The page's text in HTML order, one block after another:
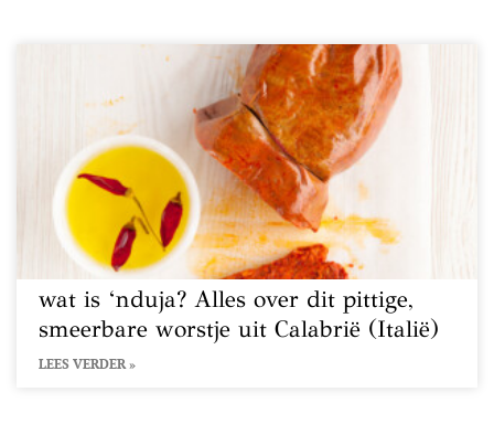
wat is ‘nduja? Alles over dit pittige,
smeerbare worstje uit Calabrië (Italië)
LEES VERDER »